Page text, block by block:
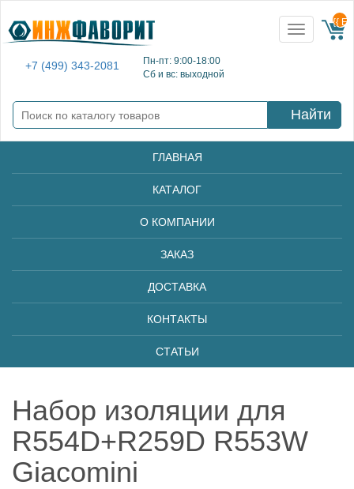
+7 (499) 343-2081
Пн-пт: 9:00-18:00
Сб и вс: выходной
Toggle
navigation
{{
Найти
ГЛАВНАЯ
КАТАЛОГ
О КОМПАНИИ
ЗАКАЗ
ДОСТАВКА
КОНТАКТЫ
СТАТЬИ
Набор изоляции для
R554D+R259D R553W
Giacomini